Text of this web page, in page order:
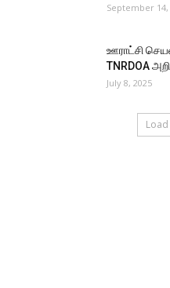
September 14,
ஊராட்சி
TNRDOA
July 8, 2025